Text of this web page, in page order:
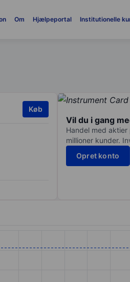
Om Hjælpeportal Institutionelle
Køb
Vil du i gang
Handel med
millioner kunder.
Opret konto